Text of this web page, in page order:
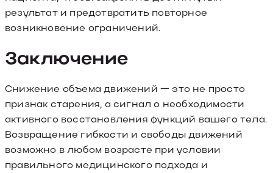
результат и предотвратить повторное
возникновение ограничений.
Заключение
Снижение объема движений — это не просто
признак старения, а сигнал о необходимости
активного восстановления функций вашего тела.
Возвращение гибкости и свободы движений
возможно в любом возрасте при условии
правильного медицинского подхода и